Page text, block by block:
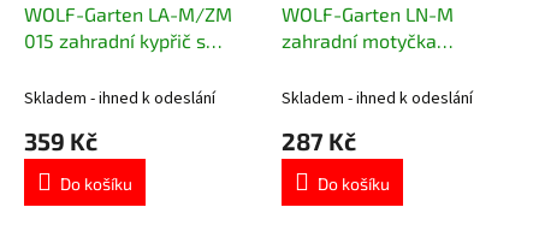
WOLF-Garten LA-M/ZM
015 zahradní kypřič s
Skladem - ihned k odeslání
359 Kč
Do košíku
WOLF-Garten LN-M
zahradní motyčka
Skladem - ihned k odeslání
287 Kč
Do košíku